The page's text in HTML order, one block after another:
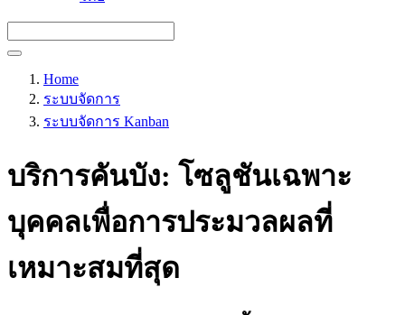
Home
ระบบจัดการ
ระบบจัดการ Kanban
บริการคันบัง: โซลูชันเฉพาะ
บุคคลเพื่อการประมวลผลที่
เหมาะสมที่สุด